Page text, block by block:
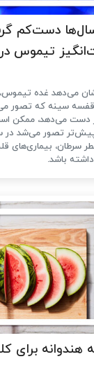
دست‌کم
تیموس
می‌دهد غده
سینه که تصور
دست می‌دهد، ممکن
پیش‌تر تصور می‌شد
سرطان، بیماری‌های
باشد.
هندوانه برای